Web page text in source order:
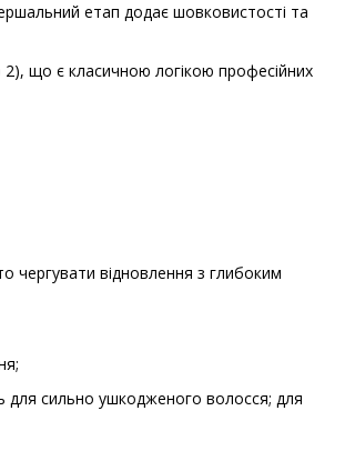
етап додає шовковистості та
2), що є класичною логікою професійних
чергувати відновлення з глибоким
для сильно ушкодженого волосся; для